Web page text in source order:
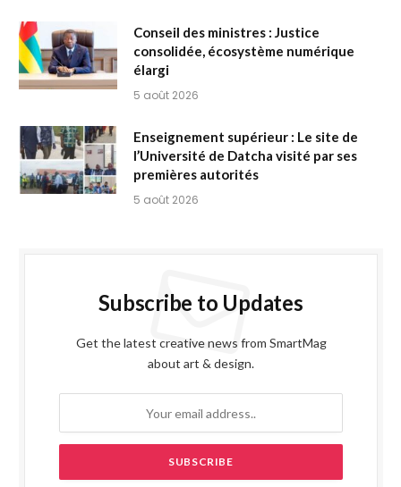
Conseil des ministres : Justice
consolidée, écosystème numérique
élargi
5 août 2026
Enseignement supérieur : Le site de
l’Université de Datcha visité par ses
premières autorités
5 août 2026
Subscribe to Updates
Get the latest creative news from SmartMag
about art & design.